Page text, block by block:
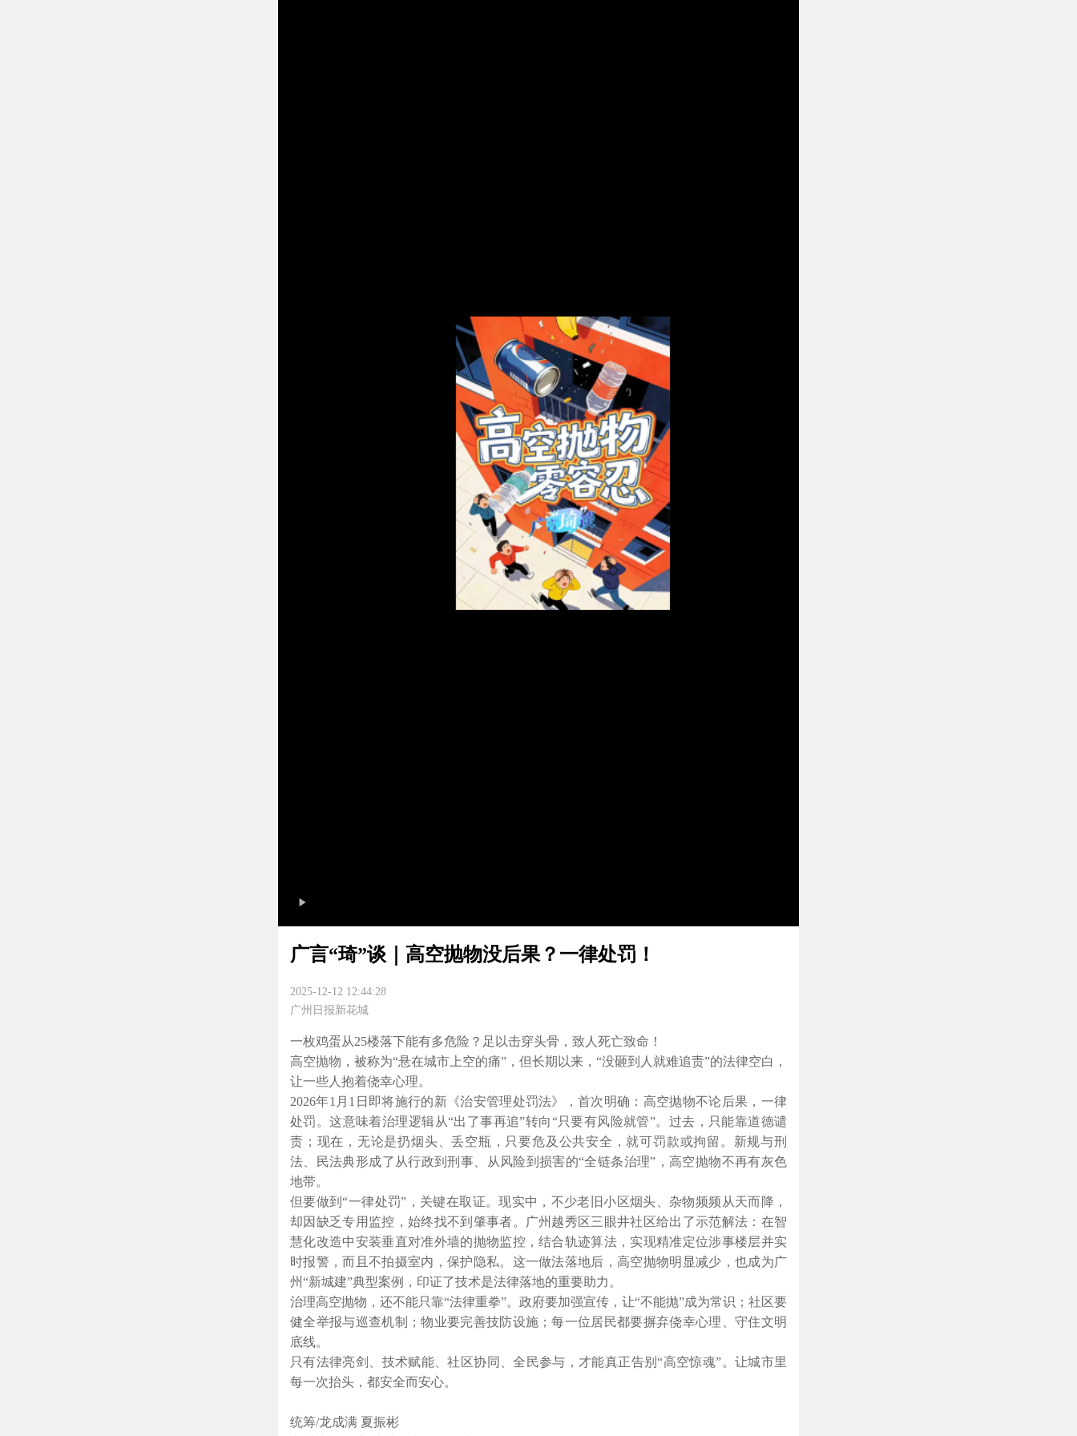
广言“琦”谈｜高空抛物没后果？一律处罚！
2025-12-12 12:44:28
广州日报新花城
一枚鸡蛋从25楼落下能有多危险？足以击穿头骨，致人死亡致命！
高空抛物，被称为“悬在城市上空的痛”，但长期以来，“没砸到人就难追责”的法律空白，
让一些人抱着侥幸心理。
2026年1月1日即将施行的新《治安管理处罚法》，首次明确：高空抛物不论后果，一律
处罚。这意味着治理逻辑从“出了事再追”转向“只要有风险就管”。过去，只能靠道德谴
责；现在，无论是扔烟头、丢空瓶，只要危及公共安全，就可罚款或拘留。新规与刑
法、民法典形成了从行政到刑事、从风险到损害的“全链条治理”，高空抛物不再有灰色
地带。
但要做到“一律处罚”，关键在取证。现实中，不少老旧小区烟头、杂物频频从天而降，
却因缺乏专用监控，始终找不到肇事者。广州越秀区三眼井社区给出了示范解法：在智
慧化改造中安装垂直对准外墙的抛物监控，结合轨迹算法，实现精准定位涉事楼层并实
时报警，而且不拍摄室内，保护隐私。这一做法落地后，高空抛物明显减少，也成为广
州“新城建”典型案例，印证了技术是法律落地的重要助力。
治理高空抛物，还不能只靠“法律重拳”。政府要加强宣传，让“不能抛”成为常识；社区要
健全举报与巡查机制；物业要完善技防设施；每一位居民都要摒弃侥幸心理、守住文明
底线。
只有法律亮剑、技术赋能、社区协同、全民参与，才能真正告别“高空惊魂”。让城市里
每一次抬头，都安全而安心。
统筹/龙成满 夏振彬